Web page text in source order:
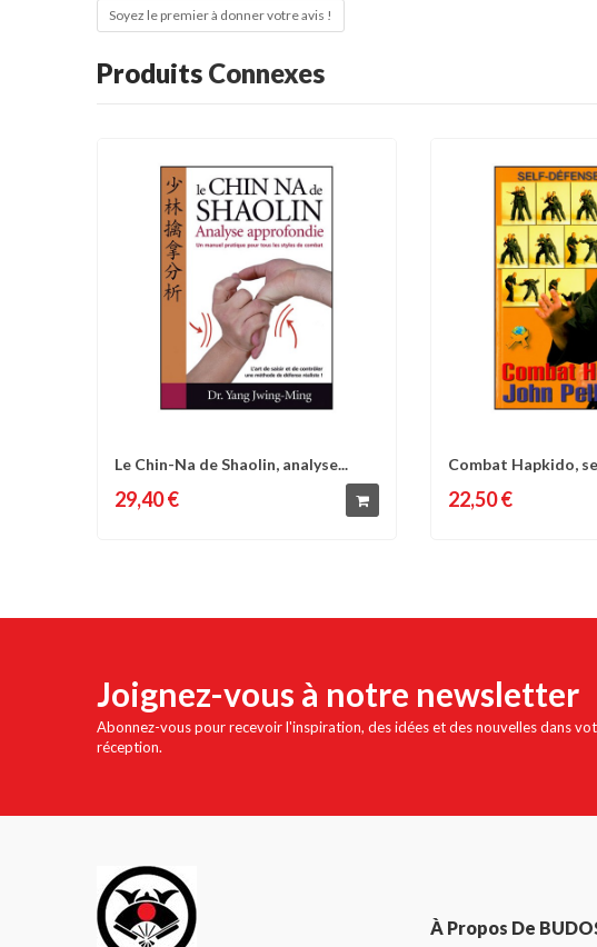
Soyez le premier à donner votre avis !
Produits Connexes
Comparer Liste d'envies
Le Chin-Na de Shaolin, analyse...
29,40 €
Comparer
Combat Hapkido,
22,50 €
Joignez-vous à notre newsletter
Abonnez-vous pour recevoir l'inspiration, des idées et des nouvelles dans
réception.
À Propos De